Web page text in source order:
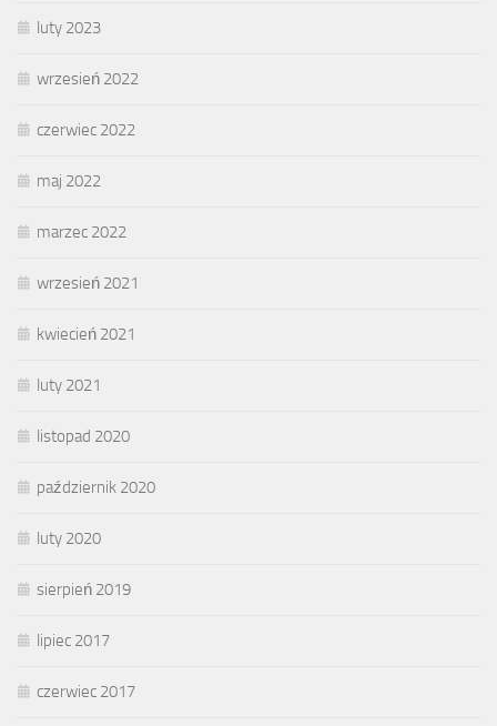
luty 2023
wrzesień 2022
czerwiec 2022
maj 2022
marzec 2022
wrzesień 2021
kwiecień 2021
luty 2021
listopad 2020
październik 2020
luty 2020
sierpień 2019
lipiec 2017
czerwiec 2017